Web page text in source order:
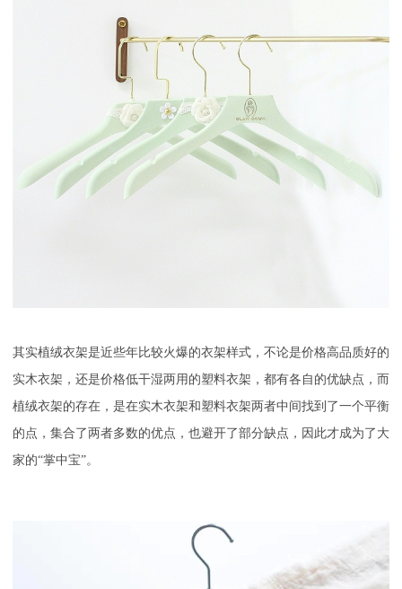
其实植绒衣架是近些年比较火爆的衣架样式，不论是价格高品质好的
实木衣架，还是价格低干湿两用的塑料衣架，都有各自的优缺点，而
植绒衣架的存在，是在实木衣架和塑料衣架两者中间找到了一个平衡
的点，集合了两者多数的优点，也避开了部分缺点，因此才成为了大
家的“掌中宝”。